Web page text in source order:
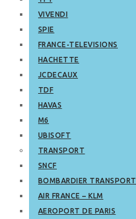
VIVENDI
SPIE
FRANCE-TELEVISIONS
HACHETTE
JCDECAUX
TDF
HAVAS
M6
UBISOFT
TRANSPORT
SNCF
BOMBARDIER TRANSPORT
AIR FRANCE – KLM
AEROPORT DE PARIS